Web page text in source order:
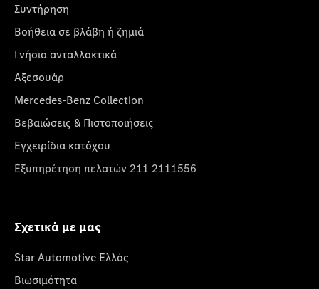
Συντήρηση
Βοήθεια σε βλάβη ή ζημιά
Γνήσια ανταλλακτικά
Αξεσουάρ
Mercedes-Benz Collection
Βεβαιώσεις & Πιστοποιήσεις
Εγχειρίδια κατόχου
Εξυπηρέτηση πελατών 211 2111556
Σχετικά με μας
Star Automotive Ελλάς
Βιωσιμότητα